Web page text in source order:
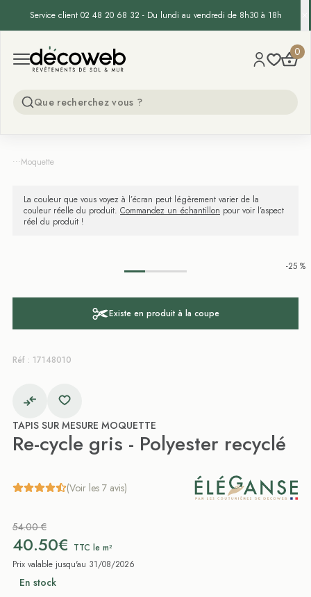
Service client 02 48 20 68 32 - Du lundi au vendredi de 8h30 à 18h
Open menu
Decoweb 0
...Moquette
La couleur que vous voyez à l’écran peut légèrement varier de la
couleur réelle du produit. Commandez un échantillon pour voir l’aspect
réel du produit !
-25 %
Existe en produit à la coupe
Réf : 17148010
TAPIS SUR MESURE MOQUETTE
Re-cycle gris - Polyester recyclé
(Voir les 7 avis)
54.00 €
40.50€ TTC le m²
Prix valable jusqu'au 31/08/2026
En stock